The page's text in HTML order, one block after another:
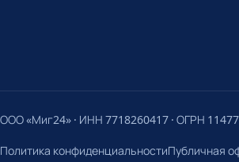
ООО «Миг24» · ИНН 7718260417 · ОГРН
Политика конфиденциальностиПубличная